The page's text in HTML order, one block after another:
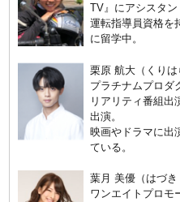
TV』にアシスタ
運転指導員資格を
に留学中。
栗原 航大（くりは
プラチナムプロダ
リアリティ番組出
出演。
映画やドラマに出
ている。
葉月 美優（はづき
ワンエイトプロモ